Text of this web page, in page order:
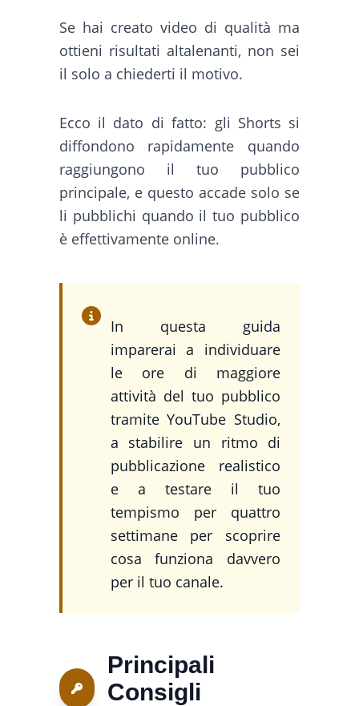
Se hai creato video di qualità ma
ottieni risultati altalenanti, non sei
il solo a chiederti il motivo.
Ecco il dato di fatto: gli Shorts si
diffondono rapidamente quando
raggiungono il tuo pubblico
principale, e questo accade solo se
li pubblichi quando il tuo pubblico
è effettivamente online.
In questa guida
imparerai a individuare
le ore di maggiore
attività del tuo pubblico
tramite YouTube Studio,
a stabilire un ritmo di
pubblicazione realistico
e a testare il tuo
tempismo per quattro
settimane per scoprire
cosa funziona davvero
per il tuo canale.
Principali
Consigli